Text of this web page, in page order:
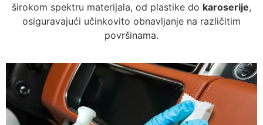
širokom spektru materijala, od plastike do karoserije,
osiguravajući učinkovito obnavljanje na različitim
površinama.